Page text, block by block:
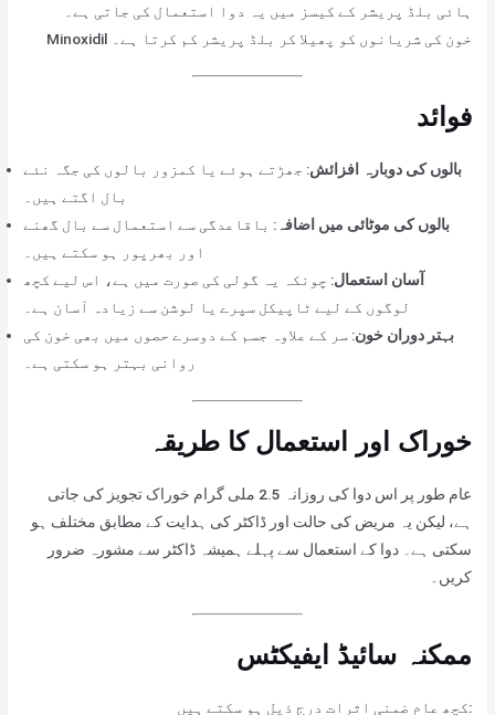
ہائی بلڈ پریشر کے کیسز میں یہ دوا استعمال کی جاتی ہے۔
Minoxidil خون کی شریانوں کو پھیلا کر بلڈ پریشر کم کرتا ہے۔
فوائد
بالوں کی دوبارہ افزائش: جھڑتے ہوئے یا کمزور بالوں کی جگہ نئے
بال اگتے ہیں۔
بالوں کی موٹائی میں اضافہ : باقاعدگی سے استعمال سے بال گھنے
اور بھرپور ہو سکتے ہیں۔
آسان استعمال: چونکہ یہ گولی کی صورت میں ہے، اس لیے کچھ
لوگوں کے لیے ٹاپیکل سپرے یا لوشن سے زیادہ آسان ہے۔
بہتر دوران خون: سر کے علاوہ جسم کے دوسرے حصوں میں بھی خون کی
روانی بہتر ہو سکتی ہے۔
خوراک اور استعمال کا طریقہ
عام طور پر اس دوا کی روزانہ 2.5 ملی گرام خوراک تجویز کی جاتی
ہے، لیکن یہ مریض کی حالت اور ڈاکٹر کی ہدایت کے مطابق مختلف ہو
سکتی ہے۔ دوا کے استعمال سے پہلے ہمیشہ ڈاکٹر سے مشورہ ضرور
کریں۔
ممکنہ سائیڈ ایفیکٹس
کچھ عام ضمنی اثرات درج ذیل ہو سکتے ہیں: